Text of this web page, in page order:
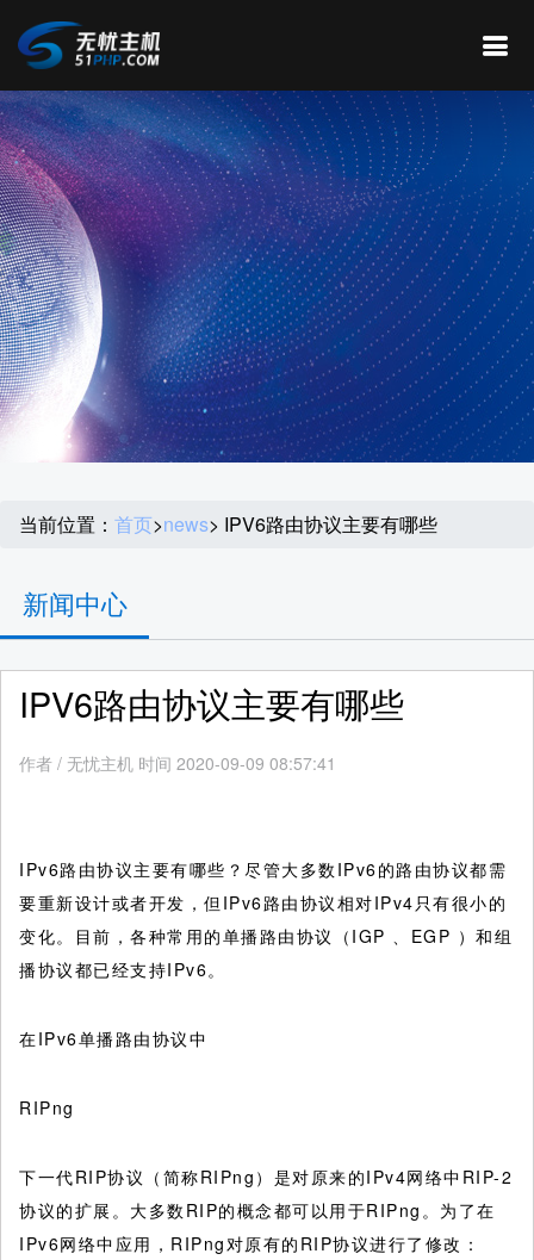
当前位置： 首页>news> IPV6路由协议主要有哪些
新闻中心
IPV6路由协议主要有哪些
作者 / 无忧主机 时间 2020-09-09 08:57:41
IPv6路由协议主要有哪些？尽管大多数IPv6的路由协议都需
要重新设计或者开发，但IPv6路由协议相对IPv4只有很小的
变化。目前，各种常用的单播路由协议（IGP 、EGP ）和组
播协议都已经支持IPv6。
在IPv6单播路由协议中
RIPng
下一代RIP协议（简称RIPng）是对原来的IPv4网络中RIP-2
协议的扩展。大多数RIP的概念都可以用于RIPng。为了在
IPv6网络中应用，RIPng对原有的RIP协议进行了修改：